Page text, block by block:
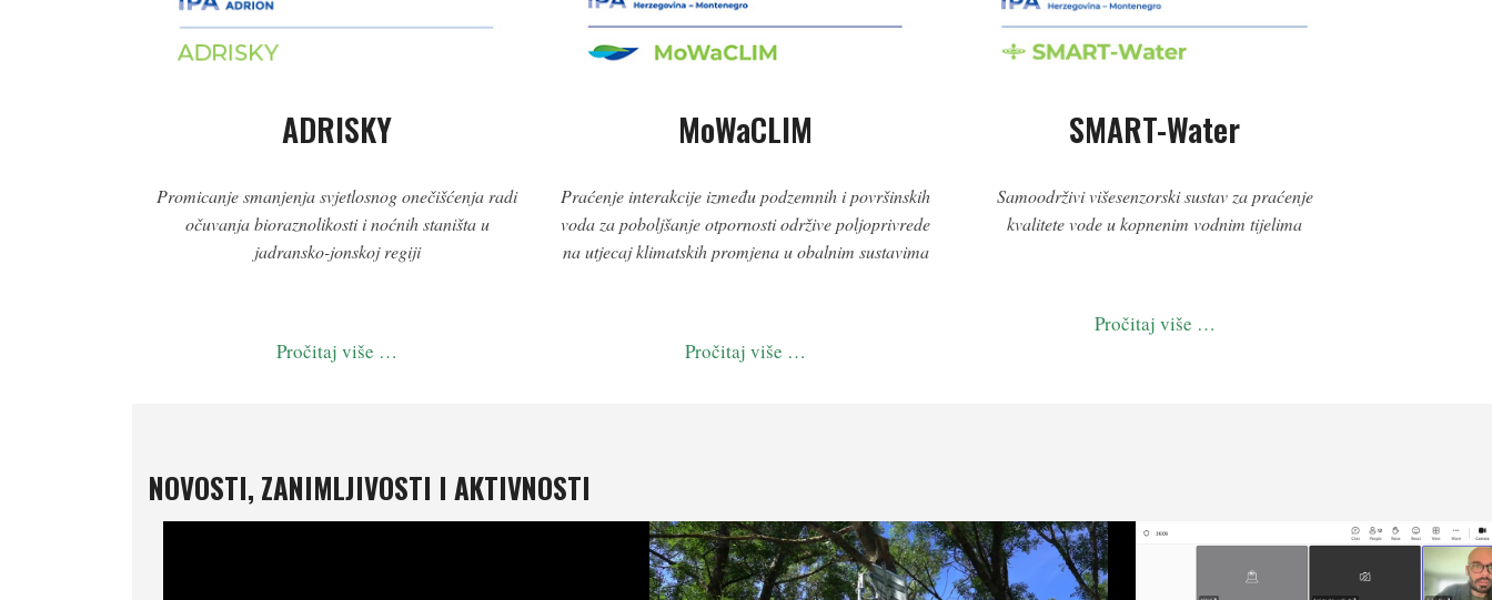
ADRISKY
Promicanje smanjenja svjetlosnog onečišćenja radi
očuvanja bioraznolikosti i noćnih staništa u
jadransko-jonskoj regiji
Pročitaj više …
MoWaCLIM
Praćenje interakcije između podzemnih i površinskih
voda za poboljšanje otpornosti održive poljoprivrede
na utjecaj klimatskih promjena u obalnim sustavima
Pročitaj više …
SMART-Water
Samoodrživi višesenzorski sustav za praćenje
kvalitete vode u kopnenim vodnim tijelima
Pročitaj više …
NOVOSTI, ZANIMLJIVOSTI I AKTIVNOSTI